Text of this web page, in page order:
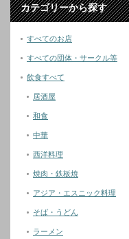
カテゴリーから探す
すべてのお店
すべての団体・サークル等
飲食すべて
居酒屋
和食
中華
西洋料理
焼肉・鉄板焼
アジア・エスニック料理
そば・うどん
ラーメン